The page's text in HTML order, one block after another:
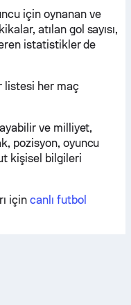
için oynanan ve
atılan gol sayısı,
istatistikler de
listesi her maç
ve milliyet,
pozisyon, oyuncu
kişisel bilgileri
için canlı futbol